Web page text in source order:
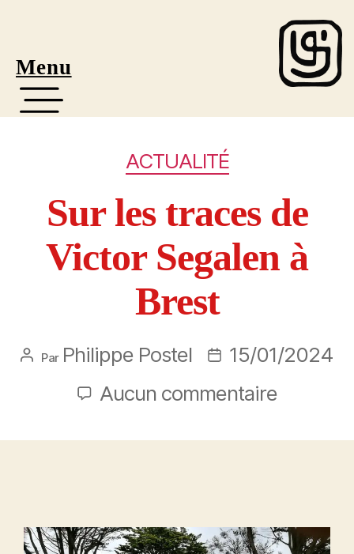
Menu
ACTUALITÉ
Sur les traces de
Victor Segalen à
Brest
Par Philippe Postel
15/01/2024
Aucun commentaire